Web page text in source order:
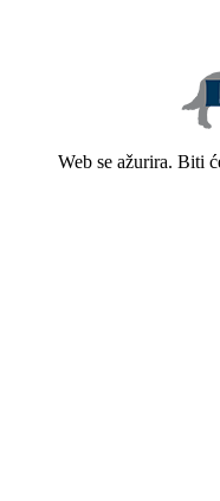
Web se ažurira. Biti